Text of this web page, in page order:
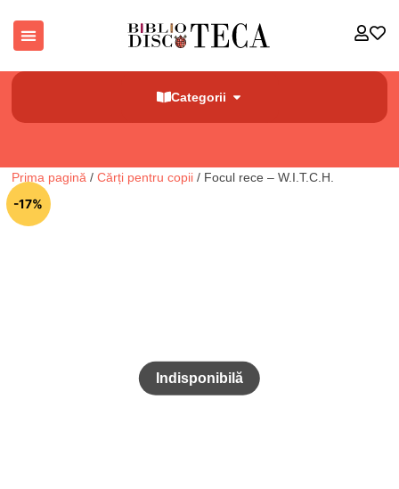
Categorii
Prima pagină /Cărți pentru copii / Focul rece – W.I.T.C.H.
-17%